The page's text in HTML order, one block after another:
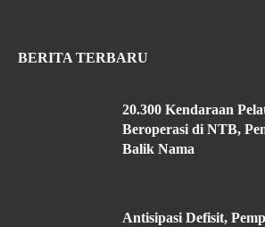
BERITA TERBARU
20.300 Kendaraan
Beroperasi di NTB,
Balik Nama
Antisipasi Defisit,